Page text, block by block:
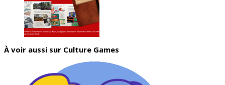
À voir aussi sur Culture Games